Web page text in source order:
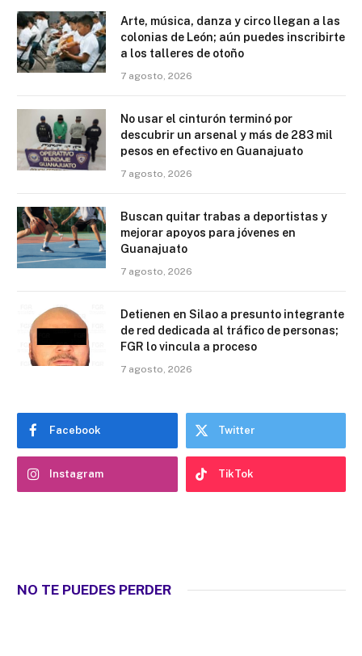
Arte, música, danza y circo llegan a las
colonias de León; aún puedes inscribirte
a los talleres de otoño
7 agosto, 2026
No usar el cinturón terminó por
descubrir un arsenal y más de 283 mil
pesos en efectivo en Guanajuato
7 agosto, 2026
Buscan quitar trabas a deportistas y
mejorar apoyos para jóvenes en
Guanajuato
7 agosto, 2026
Detienen en Silao a presunto integrante
de red dedicada al tráfico de personas;
FGR lo vincula a proceso
7 agosto, 2026
Facebook Twitter
Instagram TikTok
NO TE PUEDES PERDER